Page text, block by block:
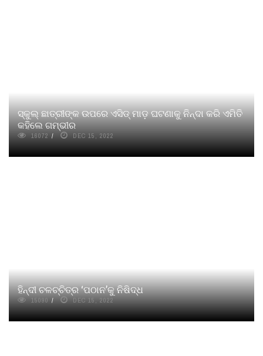
ସ୍କୁଲ୍ ଛାତ୍ରୀଙ୍କ ଉପରେ ଏସିଡ୍‌ ମାଡ଼ ଘଟଣାକୁ ନିନ୍ଦା କରି ଏମିତି
କହିଲେ ଗମ୍ଭୀର
16072 DEC 15, 2022
ହିନ୍ଦୀ ଚଳଚ୍ଚିତ୍ର ‘ପଠାନ’କୁ ନିଷିଦ୍ଧ
15090 DEC 15, 2022